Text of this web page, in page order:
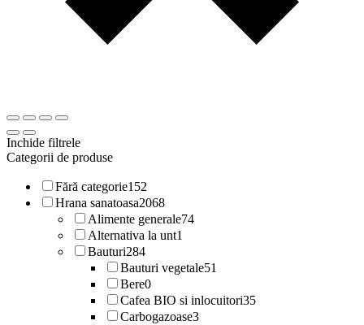
Inchide filtrele
Categorii de produse
Fără categorie152
Hrana sanatoasa2068
Alimente generale74
Alternativa la unt1
Bauturi284
Bauturi vegetale51
Bere0
Cafea BIO si inlocuitori35
Carbogazoase3